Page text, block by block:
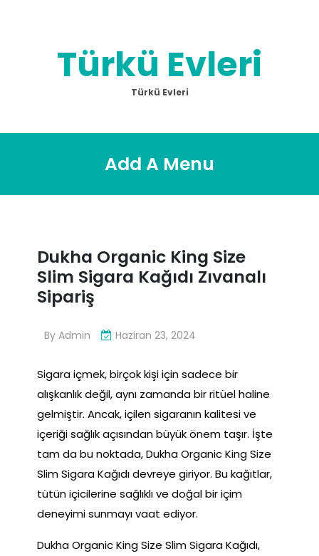
Türkü Evleri
Türkü Evleri
Add A Menu
Dukha Organic King Size
Slim Sigara Kağıdı Zıvanalı
Sipariş
By Admin Haziran 23, 2024
Sigara içmek, birçok kişi için sadece bir
alışkanlık değil, aynı zamanda bir ritüel haline
gelmiştir. Ancak, içilen sigaranın kalitesi ve
içeriği sağlık açısından büyük önem taşır. İşte
tam da bu noktada, Dukha Organic King Size
Slim Sigara Kağıdı devreye giriyor. Bu kağıtlar,
tütün içicilerine sağlıklı ve doğal bir içim
deneyimi sunmayı vaat ediyor.
Dukha Organic King Size Slim Sigara Kağıdı,